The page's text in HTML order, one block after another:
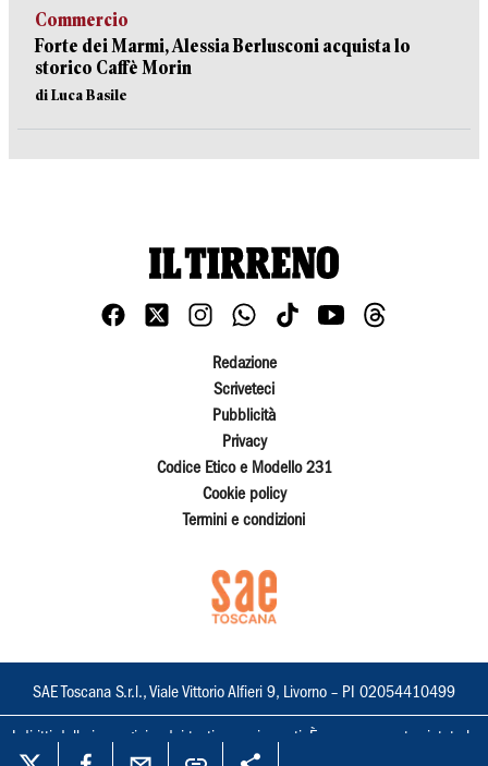
Commercio
Forte dei Marmi, Alessia Berlusconi acquista lo
storico Caffè Morin
di Luca Basile
Redazione
Scriveteci
Pubblicità
Privacy
Codice Etico e Modello 231
Cookie policy
Termini e condizioni
SAE Toscana S.r.l., Viale Vittorio Alfieri 9, Livorno – PI 02054410499
I diritti delle immagini e dei testi sono riservati. È espressamente vietata la